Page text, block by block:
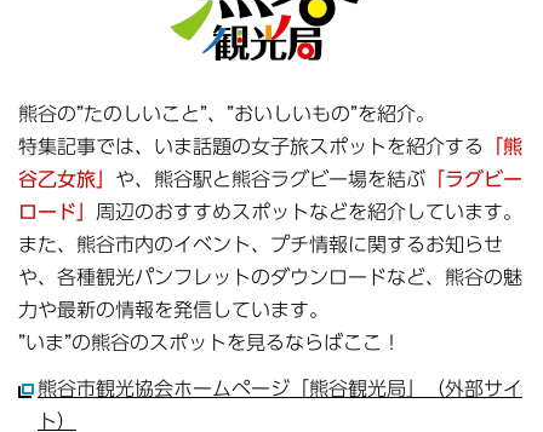
熊谷の”たのしいこと”、”おいしいもの”を紹介。
特集記事では、いま話題の女子旅スポットを紹介する
「熊
谷乙女旅」 や、熊谷駅と熊谷ラグビー場を結ぶ 「ラグビー
ロード」 周辺のおすすめスポットなどを紹介しています。
また、熊谷市内のイベント、プチ情報に関するお知らせ
や、各種観光パンフレットのダウンロードなど、熊谷の魅
力や最新の情報を発信しています。
”いま”の熊谷のスポットを見るならばここ！
熊谷市観光協会ホームページ「熊谷観光局」（外部サイ
ト）